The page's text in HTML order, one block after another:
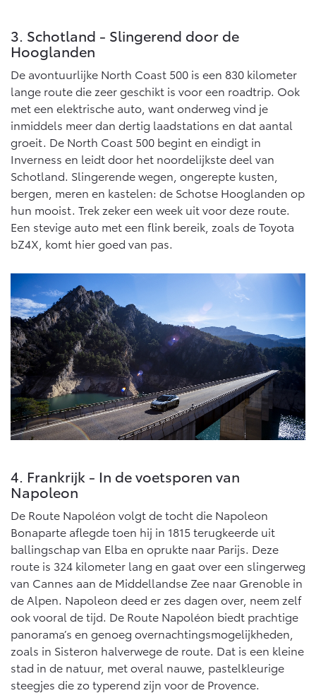
Land Cruiser (excl. BTW)
Vanaf € 89.986,-
3. Schotland - Slingerend door de
Hooglanden
De avontuurlijke North Coast 500 is een 830 kilometer
lange route die zeer geschikt is voor een roadtrip. Ook
met een elektrische auto, want onderweg vind je
inmiddels meer dan dertig laadstations en dat aantal
groeit. De North Coast 500 begint en eindigt in
Inverness en leidt door het noordelijkste deel van
Schotland. Slingerende wegen, ongerepte kusten,
bergen, meren en kastelen: de Schotse Hooglanden op
hun mooist. Trek zeker een week uit voor deze route.
Een stevige auto met een flink bereik, zoals de Toyota
bZ4X, komt hier goed van pas.
4. Frankrijk - In de voetsporen van
Napoleon
De Route Napoléon volgt de tocht die Napoleon
Bonaparte aflegde toen hij in 1815 terugkeerde uit
ballingschap van Elba en oprukte naar Parijs. Deze
route is 324 kilometer lang en gaat over een slingerweg
van Cannes aan de Middellandse Zee naar Grenoble in
de Alpen. Napoleon deed er zes dagen over, neem zelf
ook vooral de tijd. De Route Napoléon biedt prachtige
panorama’s en genoeg overnachtingsmogelijkheden,
zoals in Sisteron halverwege de route. Dat is een kleine
stad in de natuur, met overal nauwe, pastelkleurige
steegjes die zo typerend zijn voor de Provence.